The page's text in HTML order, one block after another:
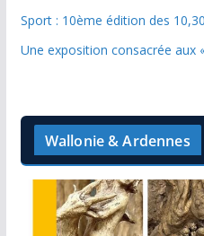
Sport : 10ème édition des
Une exposition consacrée aux
Wallonie & Ardennes